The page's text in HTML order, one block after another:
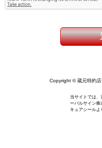
Copyright © 蔵元特約
当サイトでは
ーバルサイン株
キュアシールよ